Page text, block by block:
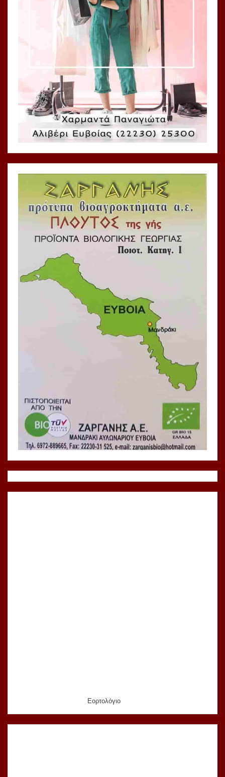
Εορτολόγιο